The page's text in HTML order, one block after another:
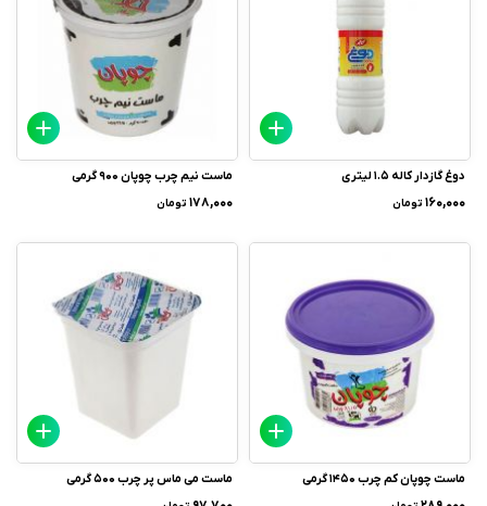
دوغ گازدار کاله 1.5 لیتری
۱۶۰,۰۰۰ تومان
ماست نیم چرب چوپان 900 گرمی
۱۷۸,۰۰۰ تومان
ماست چوپان کم چرب 1450 گرمی ماست می ماس پر چرب 500 گرمی